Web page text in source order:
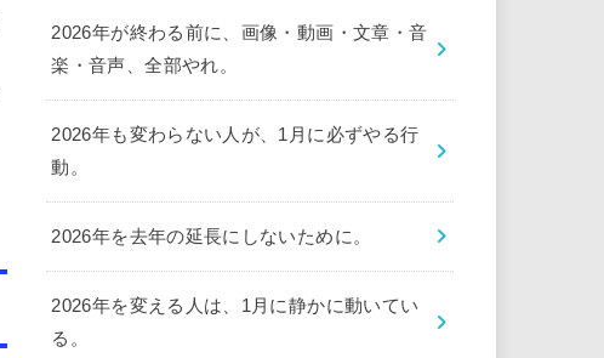
2026年が終わる前に、画像・動画・文章・音
楽・音声、全部やれ。
2026年も変わらない人が、1月に必ずやる行
動。
2026年を去年の延長にしないために。
2026年を変える人は、1月に静かに動いてい
る。